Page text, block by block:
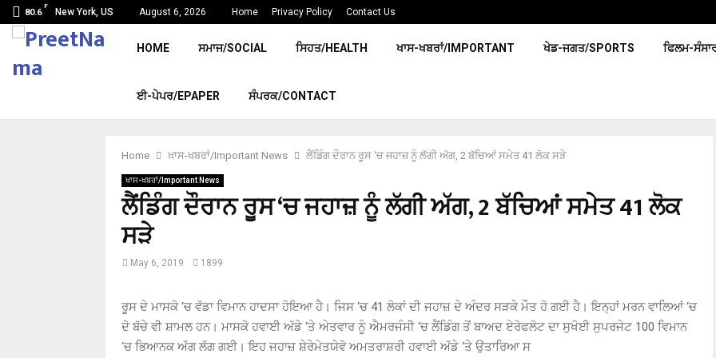
80.6
F
New York, US August 6, 2026 Home Privacy Policy Contact Us
HOME ਸਮਾਜ/SOCIAL ਸਿਹਤ/HEALTH ਖਾਸ-ਖਬਰਾਂ/IMPORTANT ਖੇਡ-ਜਗਤ/SPORTS ਫਿਲਮ-
ਈ-ਪੇਪਰ/EPAPER ਸੰਪਰਕ/CONTACT
Home ਖਾਸ-ਖਬਰਾਂ/Important News ਲੈਂਡਿੰਗ ਦੌਰਾਨ ਰੂਸ ‘ਚ ਜਹਾਜ਼ ਨੂੰ ਲੱਗੀ ਅੱਗ, 2 ਬੱਚਿਆਂ ਸਮੇਤ 41 ਲੋਕ ਸੜੇ
ਖਾਸ-ਖਬਰਾਂ/Important News
ਲੈਂਡਿੰਗ ਦੌਰਾਨ ਰੂਸ ‘ਚ ਜਹਾਜ਼ ਨੂੰ ਲੱਗੀ ਅੱਗ, 2 ਬੱਚਿਆਂ ਸਮੇਤ 41 ਲੋਕ
ਸੜੇ
May 6, 2019 1899
ਰੂਸ ਦੇ ਮਾਸਕੋ ‘ਚ ਵੱਡਾ ਵਿਮਾਨ ਹਾਦਸਾ ਹੋਇਆ ਹੈ। ਜਿਸ ‘ਚ41 ਲੋਕਾਂ ਦੀ ਜਹਾਜ਼ ਦੇ ਅੰਦਰ ਸੜਕੇ ਮੌਤ ਹੋ ਗਈ ਹੈ। ਇਨ੍ਹਾਂ ਮਰਨ ਵਾਲਿਆਂ ‘ਚ
ਦੋ ਬੱਚੇ ਵੀ ਸ਼ਾਮਲ ਹਨ। ਮਾਸਕੋ ਹਵਾਈ ਅੱਡੇ ‘ਤੇ ਅੇਤਵਾਰ ਨੂੰ ਐਮਰਜੰਸੀ ‘ਚ ਲੈਂਡਿੰਗ ਤੋਂ ਬਾਅਦ ਏਰੋਫਲੋਟ ਦਾ ਸੁਖੋਈ ਸੁਪਰਜੇਟ 100 ਵਿਮਾਨ
‘ਚ ਭਿਆਨਕ ਅੱਗ ਲੱਗ ਗਈ। ਇਹ ਜਹਾਜ਼ ਸ਼ੇਰੇਮੇਤਯੇਵੋ ਅਮਤਰਾਸ਼ਰੀ ਹਵਾਈ ਅੱਡੇ ‘ਤੇ ਉਤਾਰਿਆ ਸ